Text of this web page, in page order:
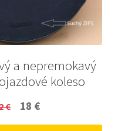
a nepremokavý
koleso
€
Original
price
18 €Current
price